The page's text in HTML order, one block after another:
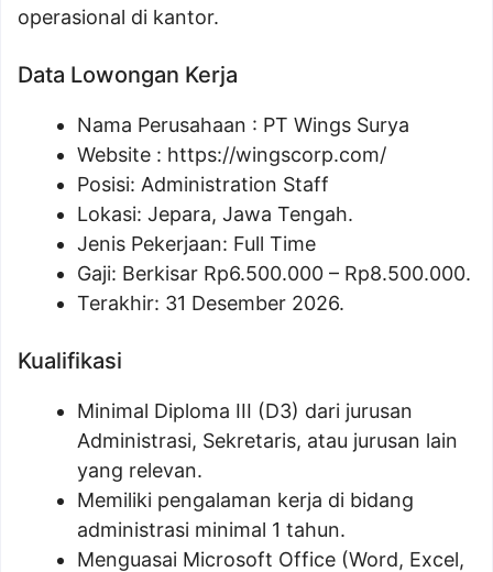
operasional di kantor.
Data Lowongan Kerja
Nama Perusahaan : PT Wings Surya
Website : https://wingscorp.com/
Posisi: Administration Staff
Lokasi: Jepara, Jawa Tengah.
Jenis Pekerjaan: Full Time
Gaji: Berkisar Rp6.500.000 – Rp8.500.000.
Terakhir: 31 Desember 2026.
Kualifikasi
Minimal Diploma III (D3) dari jurusan
Administrasi, Sekretaris, atau jurusan lain
yang relevan.
Memiliki pengalaman kerja di bidang
administrasi minimal 1 tahun.
Menguasai Microsoft Office (Word, Excel,